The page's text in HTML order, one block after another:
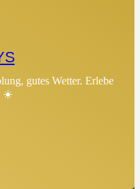
gutes Wetter. Erlebe
☀️